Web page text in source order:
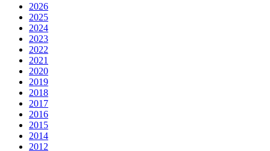
2026
2025
2024
2023
2022
2021
2020
2019
2018
2017
2016
2015
2014
2012